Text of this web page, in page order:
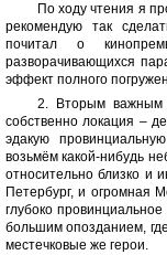
По ходу чтения я
рекомендую так
почитал о
разворачивающихся
эффект полного
2. Вторым важным
собственно локация –
эдакую
возьмём какой-нибудь
относительно близко и
Петербург, и огромная
глубоко
большим опозданием,
местечковые же герои.